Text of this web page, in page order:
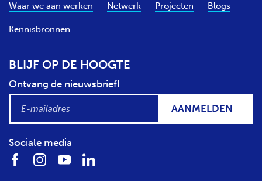
Waar we aan werken Netwerk Projecten Blogs
Kennisbronnen
BLIJF OP DE HOOGTE
Ontvang de nieuwsbrief!
AANMELDEN
Sociale media